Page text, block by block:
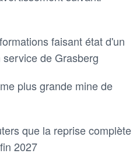
faisant état d'un
de Grasberg
plus grande mine de
que la reprise complète
2027